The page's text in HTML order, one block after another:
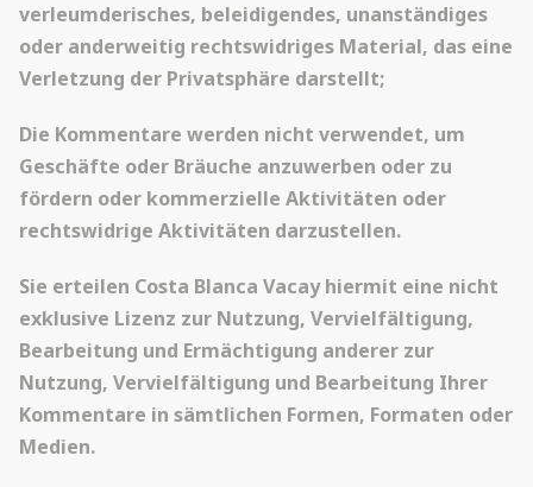
verleumderisches, beleidigendes, unanständiges
oder anderweitig rechtswidriges Material, das eine
Verletzung der Privatsphäre darstellt;
Die Kommentare werden nicht verwendet, um
Geschäfte oder Bräuche anzuwerben oder zu
fördern oder kommerzielle Aktivitäten oder
rechtswidrige Aktivitäten darzustellen.
Sie erteilen Costa Blanca Vacay hiermit eine nicht
exklusive Lizenz zur Nutzung, Vervielfältigung,
Bearbeitung und Ermächtigung anderer zur
Nutzung, Vervielfältigung und Bearbeitung Ihrer
Kommentare in sämtlichen Formen, Formaten oder
Medien.